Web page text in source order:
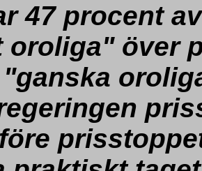
47 procent
oroliga" över